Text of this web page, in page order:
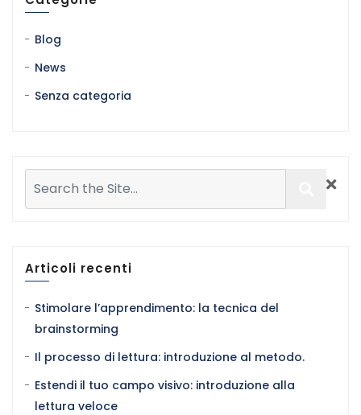
Blog
News
Senza categoria
Articoli recenti
Stimolare l’apprendimento: la tecnica del
brainstorming
Il processo di lettura: introduzione al metodo.
Estendi il tuo campo visivo: introduzione alla
lettura veloce